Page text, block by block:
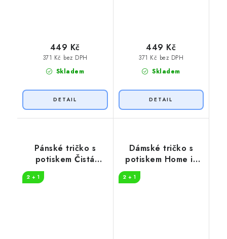
Skladem
371 Kč bez DPH
449 Kč
Skladem
371 Kč bez DPH
449 Kč
Pánské tričko s
potiskem Čistá
záležitost pruhy
2 + 1
Dámské tričko s
potiskem Home is
2 + 1